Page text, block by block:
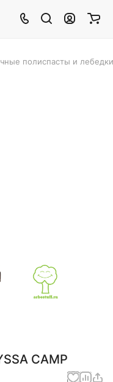
полиспасты и лебедки
CAMP